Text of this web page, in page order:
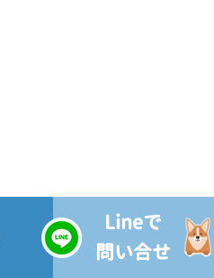
Lineで
問い合せ